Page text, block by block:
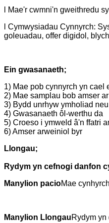
l Mae'r cwmni'n gweithredu
l Cymwysiadau Cynnyrch:
goleuadau, offer digidol,
Ein gwasanaeth;
1) Mae pob cynnyrch yn cael
2) Mae samplau bob amser
3) Bydd unrhyw ymholiad
4) Gwasanaeth ôl-werthu da
5) Croeso i ymweld â'n ffatri
6) Amser arweiniol byr
Llongau;
Rydym yn cefnogi danfon
Manylion pacioMae
Manylion LlongauRydym